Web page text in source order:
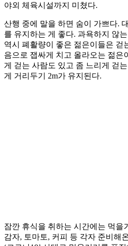
야외 체육시설까지 미쳤다.
산행 중에 말을 하면 숨이 가쁘다.
를 유지하는 게 좋다. 과욕하지 않
역시 폐활량이 좋은 젊은이들은 걷
음으로 잽싸게 치고 올라오는 젊은
게 걷는 사람도 있고 좀 느리게 걷
게 거리두기 2m가 유지된다.
잠깐 휴식을 취하는 시간에는 먹을
감자, 토마토, 커피 등 각자 준비해